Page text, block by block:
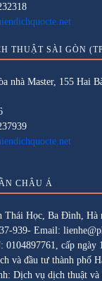
THUẬT SÀI GÒN
nhà Master, 155 Hai
CHÂU Á
Thái Học, Ba Đình, Hà
939- Email:
cấp ngày
và đầu tư thành phố
Dịch vụ dịch thuật và